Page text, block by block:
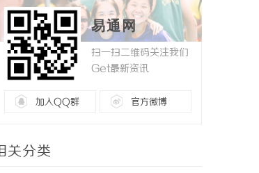
易通网
扫一扫二维码关注我们
Get最新资讯
加入QQ群 官方微博
关分类